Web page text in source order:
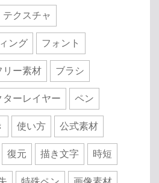
テクスチャ
ング フォント
リー素材 ブラシ
ターレイヤー ペン
使い方 公式素材
復元 描き文字 時短